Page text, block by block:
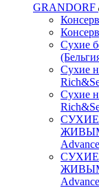
GRANDORF
Сухие
Сухие
Сухие